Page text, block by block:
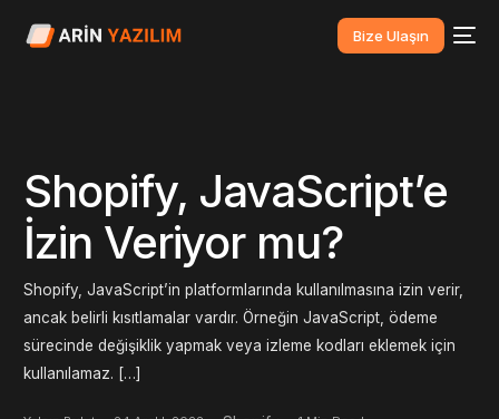
Bize Ulaşın
Shopify, JavaScript’e
İzin Veriyor mu?
Shopify, JavaScript’in platformlarında kullanılmasına izin verir,
ancak belirli kısıtlamalar vardır. Örneğin JavaScript, ödeme
sürecinde değişiklik yapmak veya izleme kodları eklemek için
kullanılamaz. […]